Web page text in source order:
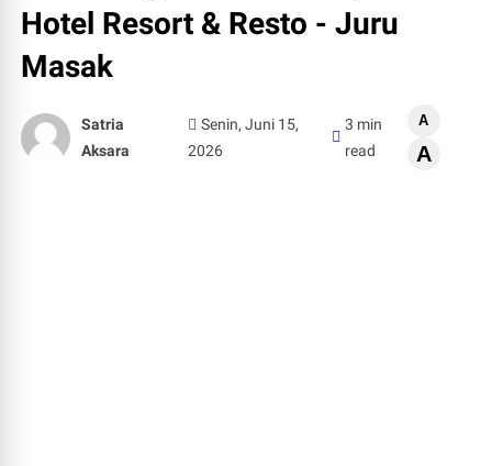
Hotel Resort & Resto - Juru
Masak
Satria
Aksara
Senin, Juni 15,
2026
3 min
read
A
A